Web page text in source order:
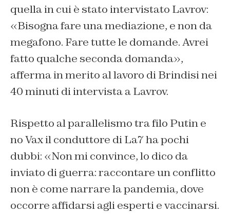
quella in cui è stato intervistato Lavrov:
«Bisogna fare una mediazione, e non da
megafono. Fare tutte le domande. Avrei
fatto qualche seconda domanda»,
afferma in merito al lavoro di Brindisi nei
40 minuti di intervista a Lavrov.
Rispetto al parallelismo tra filo Putin e
no Vax il conduttore di La7 ha pochi
dubbi: «Non mi convince, lo dico da
inviato di guerra: raccontare un conflitto
non è come narrare la pandemia, dove
occorre affidarsi agli esperti e vaccinarsi.